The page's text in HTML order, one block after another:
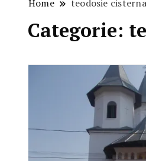
Home teodosie cisterna
Categorie: